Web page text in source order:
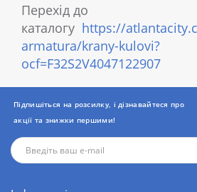
Перехід до
каталогу https://
armatura/krany-kulovi?
ocf=F32S2V4047122907
Підпишіться на розсилку, і дізнавайтеся про
акції та знижки першими!